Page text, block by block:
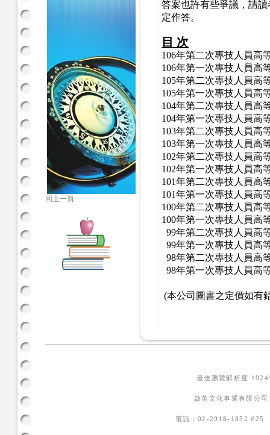
回上一頁
答案也許有些爭議，請
定作答。
目 次
106年第二次專技人員高
106年第一次專技人員高
105年第二次專技人員高
105年第一次專技人員高
104年第二次專技人員高
104年第一次專技人員高
103年第二次專技人員高
103年第一次專技人員高
102年第二次專技人員高
102年第一次專技人員高
101年第二次專技人員高
101年第一次專技人員高
100年第二次專技人員高
100年第一次專技人員高
99年第二次專技人員高
99年第一次專技人員高
98年第二次專技人員高
98年第一次專技人員高
(本公司圖書之定價如有
最佳瀏覽解析度
啟英文化事業有限公
電話：02-2918-1852